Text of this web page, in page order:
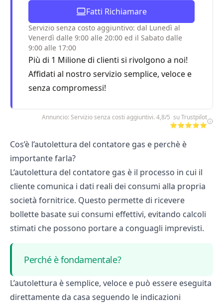
Fatti Richiamare
Servizio senza costo aggiuntivo: dal Lunedì al
Venerdì dalle 9:00 alle 20:00 ed il Sabato dalle
9:00 alle 17:00
Più di 1 Milione di clienti si rivolgono a noi!
Affidati al nostro servizio semplice, veloce e
senza compromessi!
Annuncio: Servizio senza costi aggiuntivi. 4,8/5 su Trustpilot
⭐⭐⭐⭐⭐
Cos’è l’autolettura del contatore gas e perchè è
importante farla?
L’autolettura del contatore gas è il processo in cui il
cliente comunica i dati reali dei consumi alla propria
società fornitrice. Questo permette di ricevere
bollette basate sui consumi effettivi, evitando calcoli
stimati che possono portare a conguagli imprevisti.
Perché è fondamentale?
L’autolettura è semplice, veloce e può essere eseguita
direttamente da casa seguendo le indicazioni